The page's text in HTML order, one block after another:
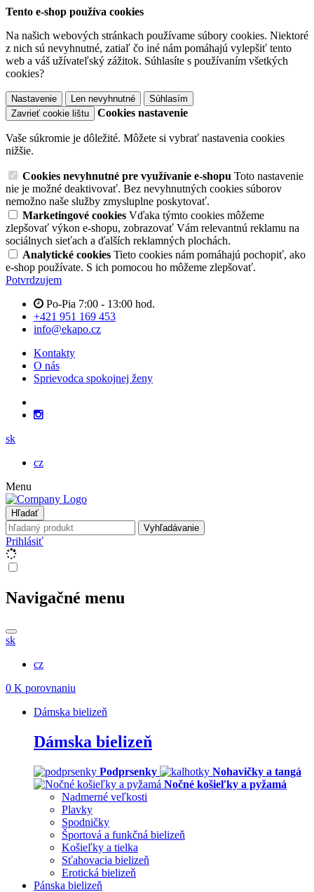
Tento e-shop používa cookies
Na našich webových stránkach používame súbory cookies. Niektoré
z nich sú nevyhnutné, zatiaľ čo iné nám pomáhajú vylepšiť tento
web a váš užívateľský zážitok. Súhlasíte s používaním všetkých
cookies?
Nastavenie Len nevyhnutné
Súhlasím
Zavrieť cookie lištu
Cookies nastavenie
Vaše súkromie je dôležité. Môžete si vybrať nastavenia cookies
nižšie.
Cookies nevyhnutné pre využívanie e-shopu Toto nastavenie
nie je možné deaktivovať. Bez nevyhnutných cookies súborov
nemožno naše služby zmysluplne poskytovať.
Marketingové cookies Vďaka týmto cookies môžeme
zlepšovať výkon e-shopu, zobrazovať Vám relevantnú reklamu na
sociálnych sieťach a ďalších reklamných plochách.
Analytické cookies Tieto cookies nám pomáhajú pochopiť, ako
e-shop používate. S ich pomocou ho môžeme zlepšovať.
Potvrdzujem
Po-Pia 7:00 - 13:00 hod.
+421 951 169 453
info@ekapo.cz
Kontakty
O nás
Sprievodca spokojnej ženy
sk
cz
Menu
Hľadať
Vyhľadávanie
Prihlásiť
Navigačné menu
sk
cz
0 K porovnaniu
Dámska bielizeň
Dámska bielizeň
Podprsenky
Nohavičky a tangá
Nočné košieľky a pyžamá
Nadmerné veľkosti
Plavky
Spodničky
Športová a funkčná bielizeň
Košieľky a tielka
Sťahovacia bielizeň
Erotická bielizeň
Pánska bielizeň